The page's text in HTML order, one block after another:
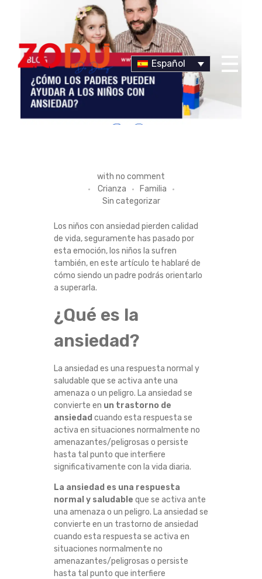
Dr Duany
Español
with no comment
Crianza
Familia
Sin categorizar
Los niños con ansiedad pierden calidad
de vida, seguramente has pasado por
esta emoción, los niños la sufren
también, en este artículo te hablaré de
cómo siendo un padre podrás orientarlo
a superarla.
¿Qué es la
ansiedad?
La ansiedad es una respuesta normal y
saludable que se activa ante una
amenaza o un peligro. La ansiedad se
convierte en un trastorno de
ansiedad cuando esta respuesta se
activa en situaciones normalmente no
amenazantes/peligrosas o persiste
hasta tal punto que interfiere
significativamente con la vida diaria.
La ansiedad es una respuesta
normal y saludable que se activa ante
una amenaza o un peligro. La ansiedad se
convierte en un trastorno de ansiedad
cuando esta respuesta se activa en
situaciones normalmente no
amenazantes/peligrosas o persiste
hasta tal punto que interfiere